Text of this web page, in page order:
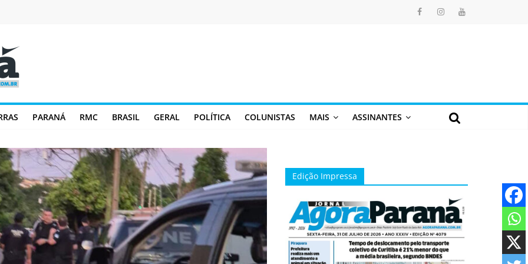
PARANÁ RMC BRASIL GERAL POLÍTICA COLUNISTAS MAIS ASSINANTES
Edição Impressa